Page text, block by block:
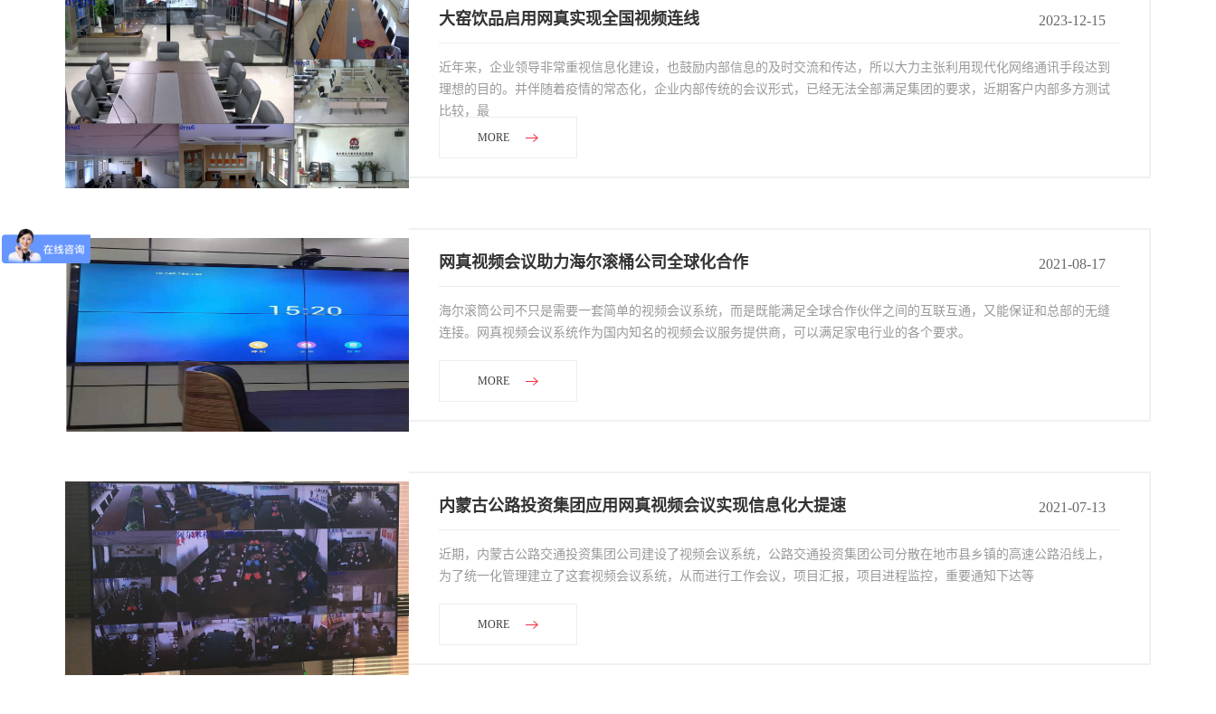
大窑饮品启用网真实现全国视频连线 2023-12-15
近年来，企业领导非常重视信息化建设，也鼓励内部信息的及时交流和传达，所以大力主张利用现代化网络通讯手段达到
理想的目的。并伴随着疫情的常态化，企业内部传统的会议形式，已经无法全部满足集团的要求，近期客户内部多方测试
比较，最
MORE
网真视频会议助力海尔滚桶公司全球化合作 2021-08-17
海尔滚筒公司不只是需要一套简单的视频会议系统，而是既能满足全球合作伙伴之间的互联互通，又能保证和总部的无缝
连接。网真视频会议系统作为国内知名的视频会议服务提供商，可以满足家电行业的各个要求。
MORE
内蒙古公路投资集团应用网真视频会议实现信息化大提速 2021-07-13
近期，内蒙古公路交通投资集团公司建设了视频会议系统，公路交通投资集团公司分散在地市县乡镇的高速公路沿线上，
为了统一化管理建立了这套视频会议系统，从而进行工作会议，项目汇报，项目进程监控，重要通知下达等
MORE